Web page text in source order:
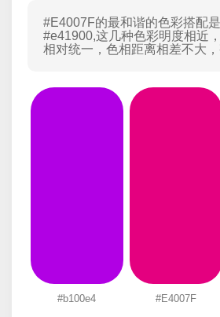
#E4007F的最和谐的色彩搭配
#e41900,这几种色彩明度相近
相对统一，色相距离相差不大，
#b100e4 #E4007F